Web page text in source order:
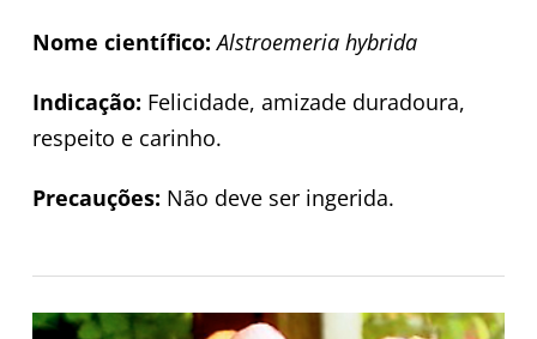
Nome científico: Alstroemeria hybrida
Indicação: Felicidade, amizade duradoura,
respeito e carinho.
Precauções: Não deve ser ingerida.